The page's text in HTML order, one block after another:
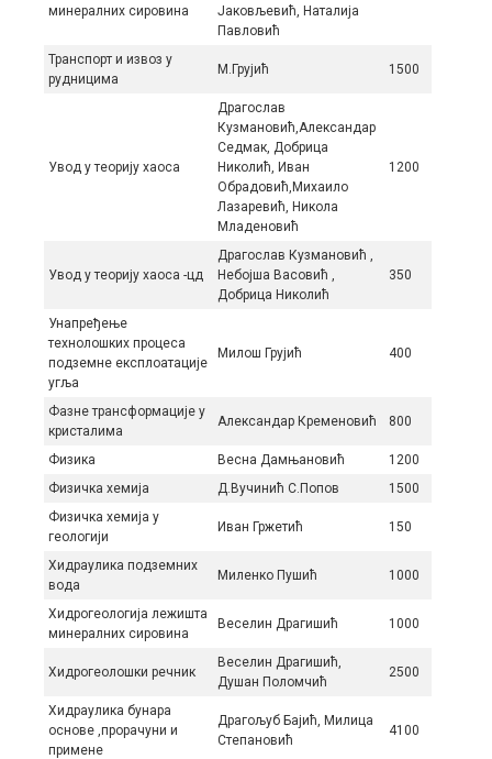
минералних сировина
Јаковљевић, Наталија
Павловић
Транспорт и извоз у
рудницима
М.Грујић 1500
Увод у теорију хаоса
Драгослав
Кузмановић,Александар
Седмак, Добрица
Николић, Иван
Обрадовић,Михаило
Лазаревић, Никола
Младеновић
1200
Увод у теорију хаоса -цд
Драгослав Кузмановић ,
Небојша Васовић ,
Добрица Николић
350
Унапређење
технолошких процеса
подземне експлоатације
угља
Милош Грујић 400
Фазне трансформације у
кристалима
Александар Кременовић 800
Физика Весна Дамњановић
1200
Физичка хемија
Д.Вучинић С.Попов
1500
Физичка хемија у
геологији
Иван Гржетић 150
Хидрaуликa пoдзeмних
вoдa
Mилeнкo Пушић 1000
Хидрoгeoлoгиja лeжиштa
минeрaлних сирoвинa
Веселин Дрaгишић 1000
Хидрoгeoлoшки рeчник
Веселин Дрaгишић,
Душан Пoлoмчић
2500
Хидраулика бунара
основе ,прорачуни и
примене
Драгољуб Бајић, Милица
Степановић
4100